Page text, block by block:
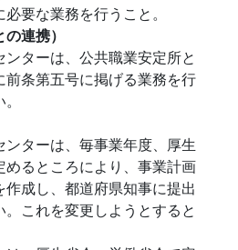
要な業務を行うこと。
連携）
ンターは、公共職業安定所と
条第五号に掲げる業務を行
ンターは、毎事業年度、厚生
るところにより、事業計画
成し、都道府県知事に提出
。これを変更しようとすると